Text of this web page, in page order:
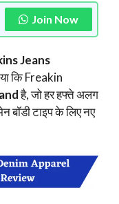
Join Now
Jeans
कि Freakin
है, जो हर हफ्ते अलग
बॉडी टाइप के लिए नए